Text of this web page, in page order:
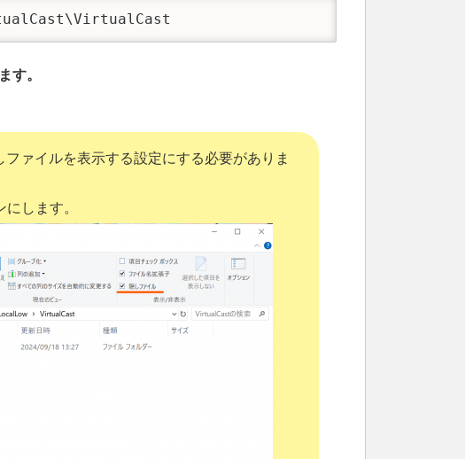
す。
ァイルを表示する設定にする必要がありま
します。